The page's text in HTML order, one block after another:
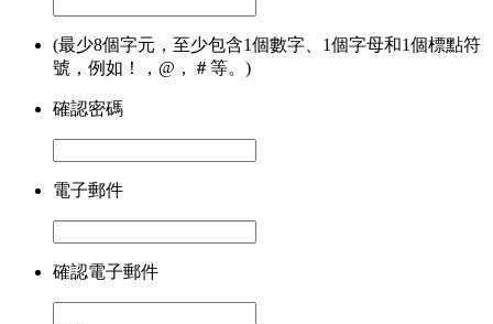
(最少8個字元，至少包含1個數字、1個字母和1個標點符
號，例如！，@，＃等。)
確認密碼
電子郵件
確認電子郵件